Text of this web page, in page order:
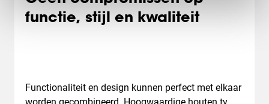
functie, stijl en kwaliteit
Functionaliteit en design kunnen perfect met elkaar